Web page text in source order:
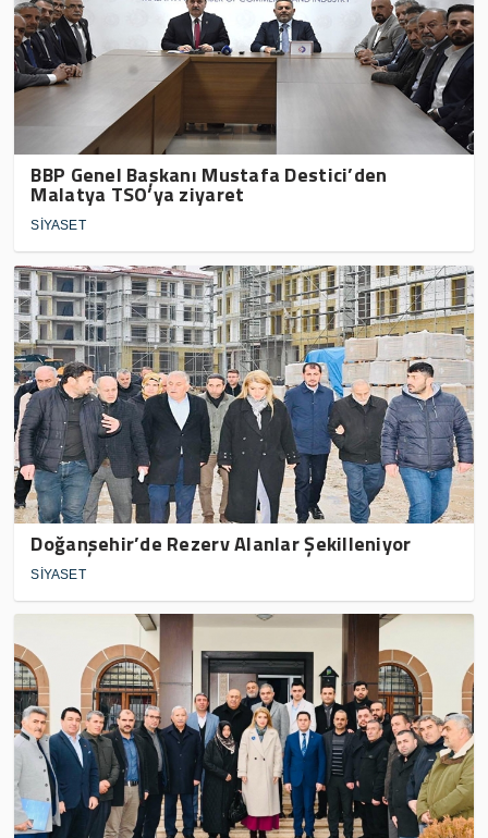
BBP Genel Başkanı Mustafa Destici’den
Malatya TSO’ya ziyaret
SİYASET
Doğanşehir’de Rezerv Alanlar Şekilleniyor
SİYASET